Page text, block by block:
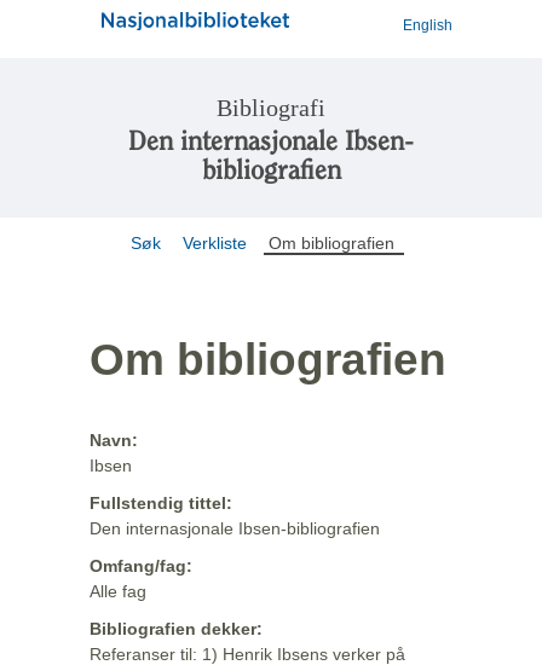
English
Bibliografi
Den internasjonale Ibsen-
bibliografien
Søk Verkliste Om bibliografien
Om bibliografien
Navn:
Ibsen
Fullstendig tittel:
Den internasjonale Ibsen-bibliografien
Omfang/fag:
Alle fag
Bibliografien dekker:
Referanser til: 1) Henrik Ibsens verker på